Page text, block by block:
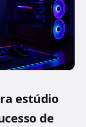
estúdio
de